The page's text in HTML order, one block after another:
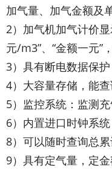
加气量、加气金额及
2）加气机加气计价显
元/m3”、“金额一元”
3）具有断电数据保
4）大容量存储，能
5）监控系统：监测
6）内置进口时钟系
8）可以随时查询总
9）具有定气量，定